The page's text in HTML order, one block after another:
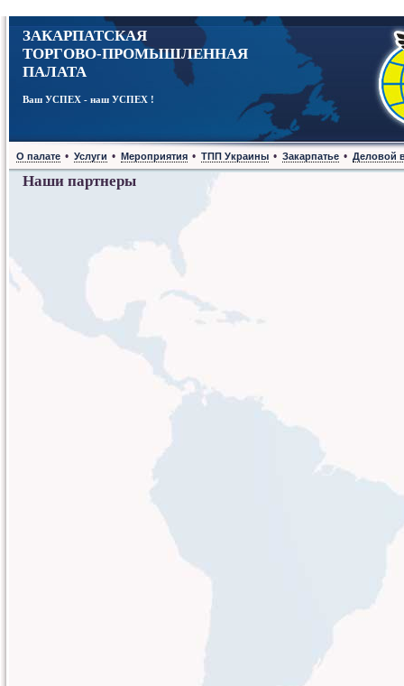
ЗАКАРПАТСКАЯ
ТОРГОВО-ПРОМЫШЛЕННАЯ
ПАЛАТА
Ваш УСПЕХ - наш УСПЕХ !
О палате • Услуги • Мероприятия • ТПП Украины • Закарпатье • Деловой
Наши партнеры